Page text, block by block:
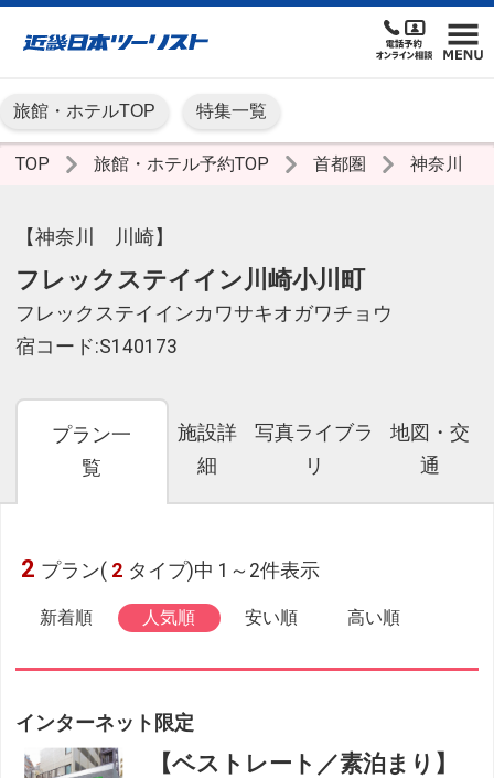
旅館・ホテルTOP 特集一覧
TOP 旅館・ホテル予約TOP 首都圏 神奈川
【神奈川 川崎】
フレックステイイン川崎小川町
フレックステイインカワサキオガワチョウ
宿コード:S140173
プラン一
覧
施設詳
細
写真ライブラ
リ
地図・交
通
2 プラン( 2 タイプ)中 1～2件表示
新着順 人気順 安い順 高い順
インターネット限定
【ベストレート／素泊まり】